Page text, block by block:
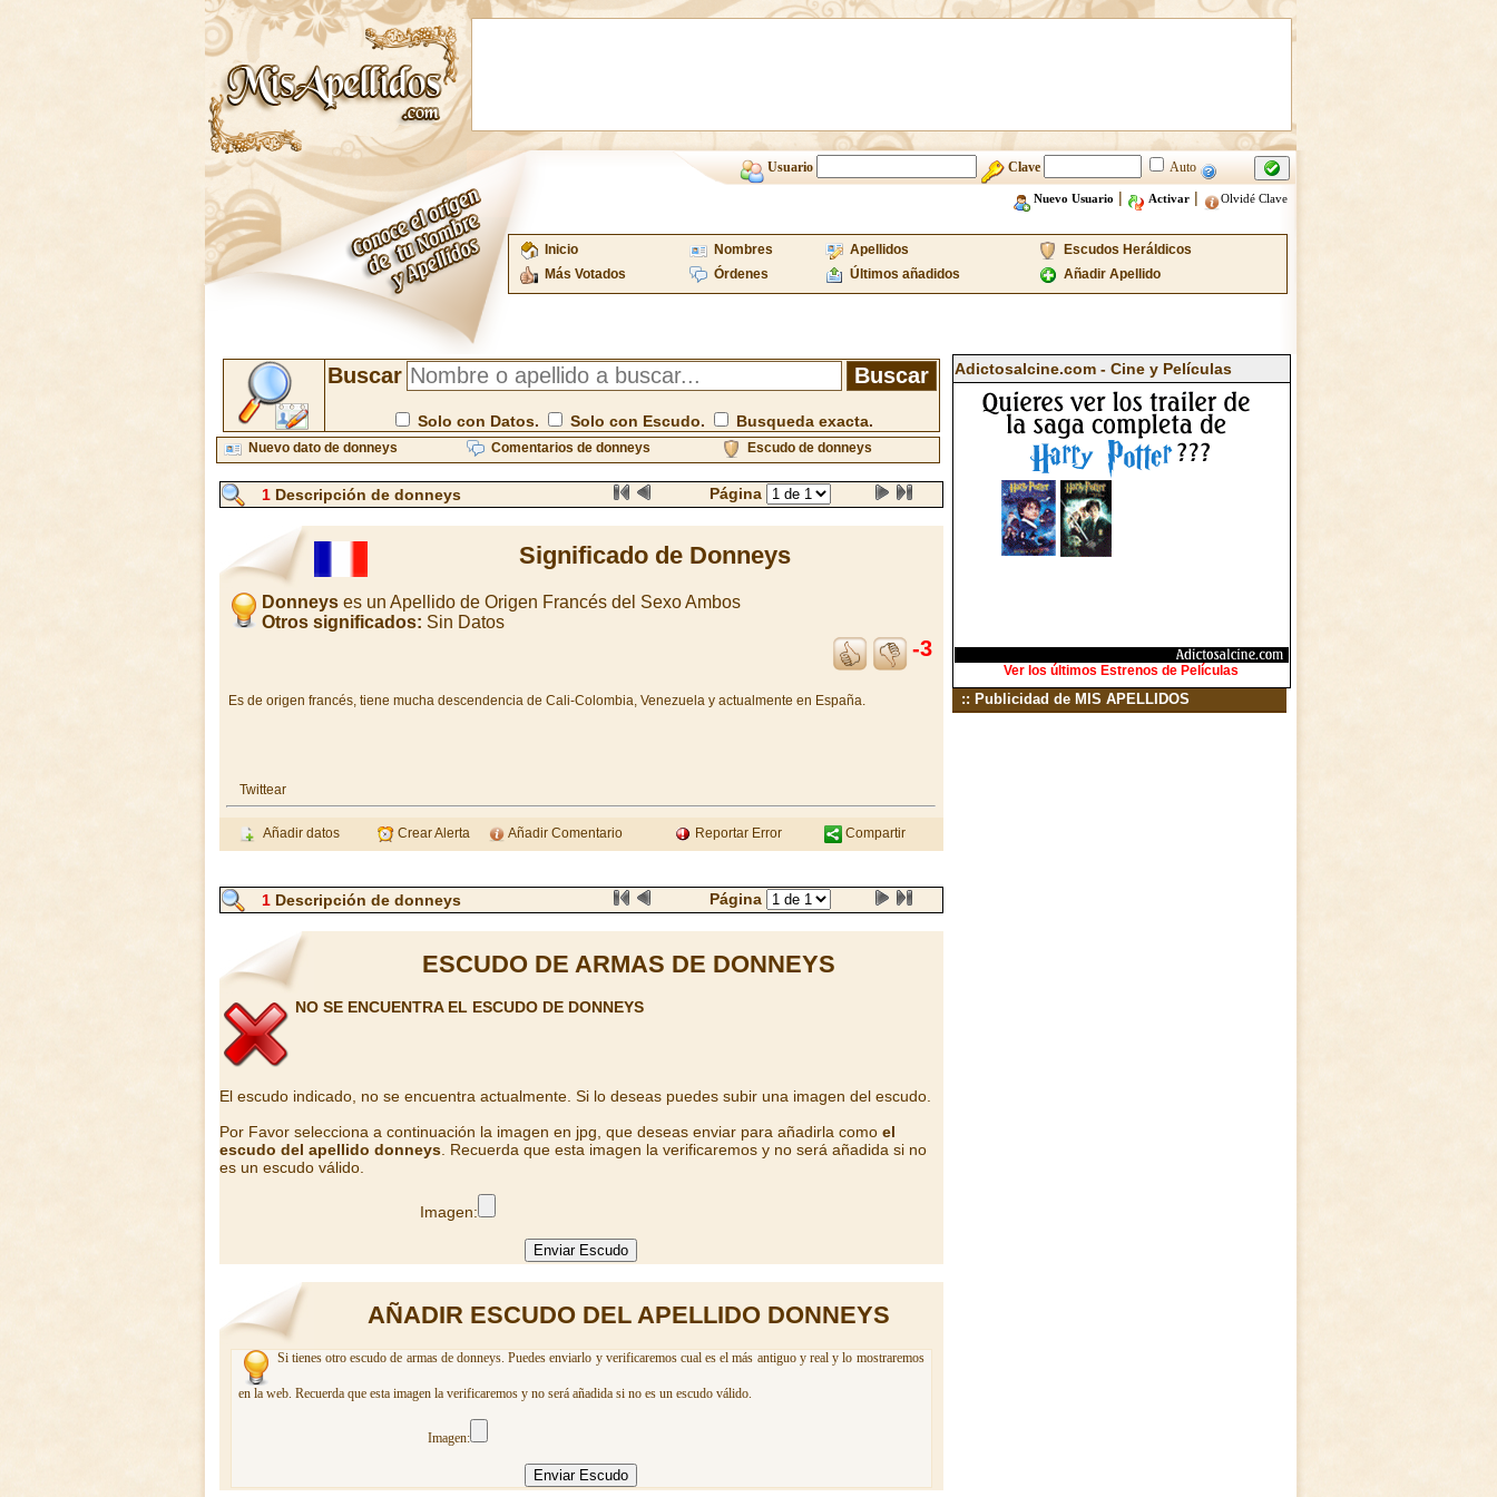
Usuario Clave Auto
Nuevo Usuario | Activar| Olvidé Clave
Inicio Nombres Apellidos
Escudos Heráldicos
Más Votados
Órdenes Últimos añadidos Añadir Apellido
Buscar
Solo con Datos. Solo con Escudo. Busqueda exacta.
Nuevo dato de donneys Comentarios de donneys Escudo de donneys
1Descripción de donneys Página
Significado de Donneys
Donneys es un Apellido de Origen Francés del Sexo Ambos
Otros significados: Sin Datos
-3
Es de origen francés, tiene mucha descendencia de Cali-Colombia, Venezuela y actualmente en España.
Twittear
Añadir datos Crear Alerta Añadir Comentario Reportar Error Compartir
1Descripción de donneys Página
ESCUDO DE ARMAS DE DONNEYS
NO SE ENCUENTRA EL ESCUDO DE DONNEYS
El escudo indicado, no se encuentra actualmente. Si lo deseas puedes subir una imagen del escudo.
Por Favor selecciona a continuación la imagen en jpg, que deseas enviar para añadirla como el
escudo del apellido donneys. Recuerda que esta imagen la verificaremos y no será añadida si no
es un escudo válido.
Imagen:
AÑADIR ESCUDO DEL APELLIDO DONNEYS
Si tienes otro escudo de armas de donneys. Puedes enviarlo y verificaremos cual es el más antiguo y real y lo mostraremos
en la web. Recuerda que esta imagen la verificaremos y no será añadida si no es un escudo válido.
Imagen:
Adictosalcine.com - Cine y Películas
Ver los últimos Estrenos de Películas
:: Publicidad de MIS APELLIDOS